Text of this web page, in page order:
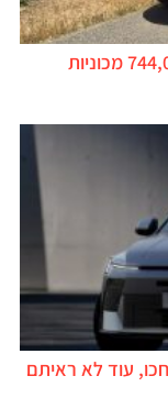
ב.מ.וו מרחיבה את ריקול המתנעים: כ-744,000 מכוניות
עוד לא ראיתם